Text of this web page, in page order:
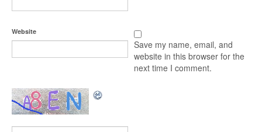
Website
Save my name, email, and
website in this browser for the
next time I comment.